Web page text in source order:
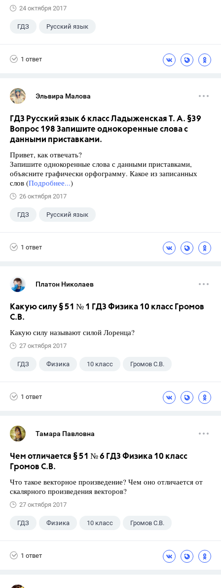
24 октября 2017
ГДЗ Русский язык
1 ответ
Эльвира Малова
ГДЗ Русский язык 6 класс Ладыженская Т. А. §39
Вопрос 198 Запишите однокоренные слова с
данными приставками.
Привет, как отвечать?
Запишите однокоренные слова с данными приставками,
объясните графически орфограмму. Какое из записанных
слов (Подробнее...)
26 октября 2017
ГДЗ Русский язык
1 ответ
Платон Николаев
Какую силу § 51 № 1 ГДЗ Физика 10 класс Громов
С.В.
Какую силу называют силой Лоренца?
27 октября 2017
ГДЗ Физика 10 класс Громов С.В.
1 ответ
Тамара Павловна
Чем отличается § 51 № 6 ГДЗ Физика 10 класс
Громов С.В.
Что такое векторное произведение? Чем оно отличается от
скалярного произведения векторов?
27 октября 2017
ГДЗ Физика 10 класс Громов С.В.
1 ответ